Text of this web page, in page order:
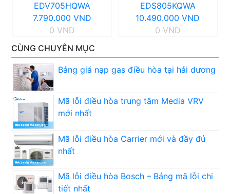
EDV705HQWA
7.790.000 VND
0 VND
EDS805KQWA
10.490.000 VND
0 VND
CÙNG CHUYÊN MỤC
Bảng giá nạp gas điều hòa tại hải dương
Mã lỗi điều hòa trung tâm Media VRV
mới nhất
Mã lỗi điều hòa Carrier mới và đầy đủ
nhất
Mã lỗi điều hòa Bosch – Bảng mã lỗi chi
tiết nhất